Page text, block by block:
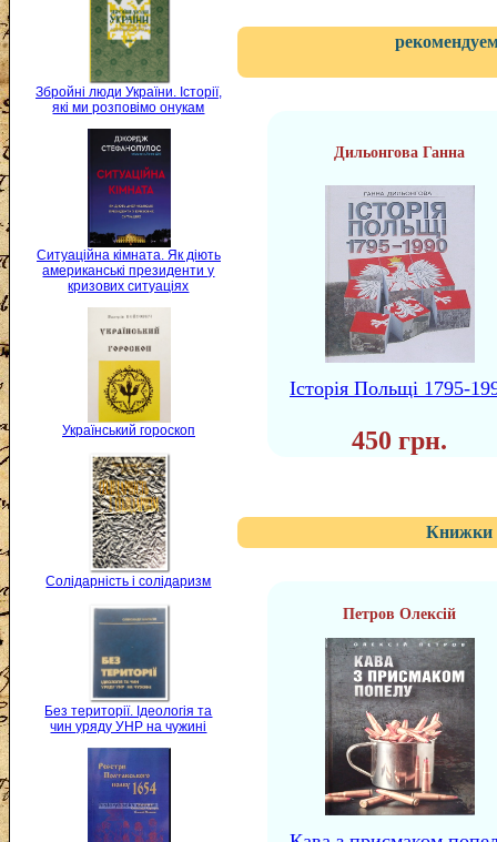
Збройні люди України. Історії,
які ми розповімо онукам
Ситуаційна кімната. Як діють
американські президенти у
кризових ситуаціях
Український гороскоп
Солідарність і солідаризм
Без території. Ідеологія та
чин уряду УНР на чужині
Дильонгова Ганна
Історія Польщі 1795-
450 грн.
Книжки
Петров Олексій